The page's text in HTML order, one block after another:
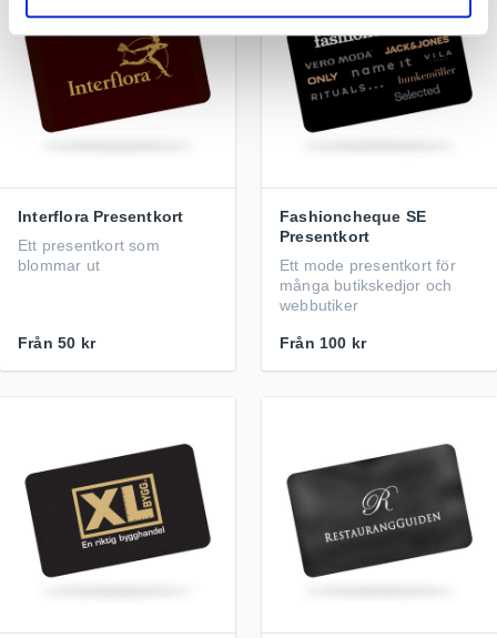
Interflora Presentkort
Ett presentkort som
blommar ut
Från 50 kr
Fashioncheque SE
Presentkort
Ett mode presentkort för
många butikskedjor och
webbutiker
Från 100 kr